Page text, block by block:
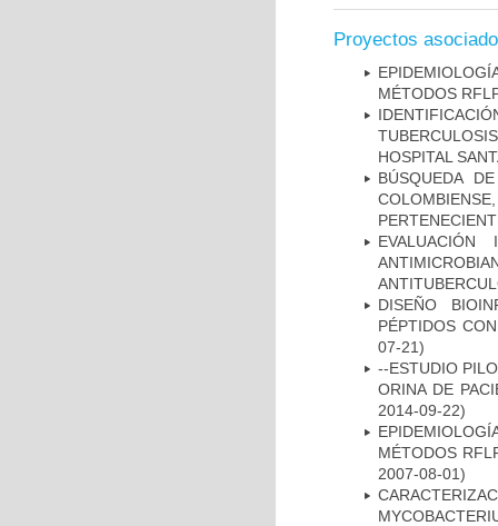
Proyectos
MÉTODOS
HOSPITAL
BÚSQUEDA
DISEÑO
PÉPTIDOS
07-21)
--ESTUDIO
ORINA DE
2014-09-22)
MÉTODOS
2007-08-01)